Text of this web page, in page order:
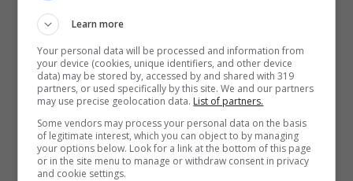
padre di chiamare il figlio
personaggio di ‘Robison Crusoe”.
3-Nuova Zelanda: assolutamente out 77
nomi per questa piccola isola. Qualche
esempio? Duca, Reale, Giudice, Cavaliere,
Regina,Lucifero,oppure comeun numero
Learn more
Your personal data will be processed and information from
your device (cookies, unique identifiers, and other device
data) may be stored by, accessed by and shared with 319
partners, or used specifically by this site. We and our partners
may use precise geolocation data. List of partners.
Some vendors may process your personal data on the basis
of legitimate interest, which you can object to by managing
your options below. Look for a link at the bottom of this page
or in the site menu to manage or withdraw consent in privacy
and cookie settings.